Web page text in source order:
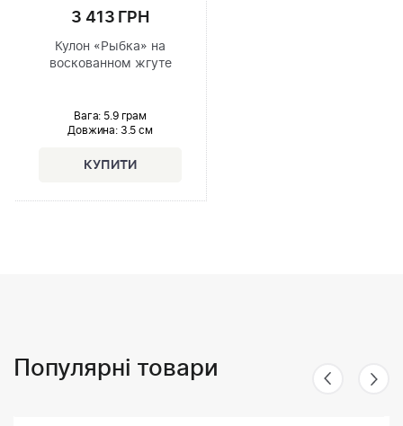
3 413 ГРН
Кулон «Рыбка» на
воскованном жгуте
Вага: 5.9 грам
Довжина:3.5 см
Популярні товари